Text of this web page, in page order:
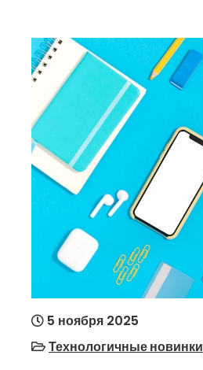
5 ноября 2025
Технологичные новинки